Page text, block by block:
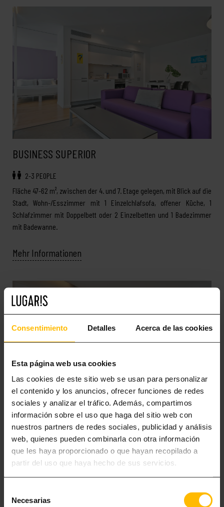
Consentimiento Detalles Acerca de las cookies
Esta página web usa cookies
Las cookies de este sitio web se usan para personalizar
el contenido y los anuncios, ofrecer funciones de redes
sociales y analizar el tráfico. Además, compartimos
información sobre el uso que haga del sitio web con
nuestros partners de redes sociales, publicidad y análisis
web, quienes pueden combinarla con otra información
que les haya proporcionado o que hayan recopilado a
partir del uso que haya hecho de sus servicios.
Necesarias
BUSINESS SUPERIOR
2-3 PEOPLE
Fläche 47-62 m², zwischen der 4. und 7. Etage gelegen, mit Blick auf die
Stadt, Wohn-/Esszimmer mit 1 Einzelchlafsofa, offener Küche, 1
Schlafzimmer mit Doppelbett oder 2 Einzelbetten und 1 Badezimmer
mit Badewanne.
Mehr Informationen
BUSINESS SEA VIEW
2-3 PEOPLE
47-57 m² Wohnfläche mit Meerblick je nach Verfügbarkeit, Wohn-
Esszimmer mit 1 Einzel-schlafsofa, offener Küche, 1 Schlafzimmer mit